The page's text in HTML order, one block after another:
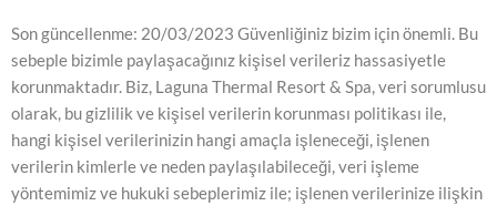
Son güncellenme: 20/03/2023 Güvenliğiniz bizim için önemli. Bu
sebeple bizimle paylaşacağınız kişisel verileriz hassasiyetle
korunmaktadır. Biz, Laguna Thermal Resort & Spa, veri sorumlusu
olarak, bu gizlilik ve kişisel verilerin korunması politikası ile,
hangi kişisel verilerinizin hangi amaçla işleneceği, işlenen
verilerin kimlerle ve neden paylaşılabileceği, veri işleme
yöntemimiz ve hukuki sebeplerimiz ile; işlenen verilerinize ilişkin